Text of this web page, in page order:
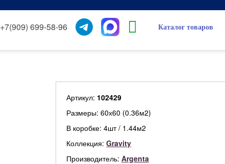
+7(909) 699-58-96 Каталог товаров
Артикул: 102429
Размеры: 60х60 (0.36м2)
В коробке: 4шт / 1.44м2
Коллекция: Gravity
Производитель: Argenta